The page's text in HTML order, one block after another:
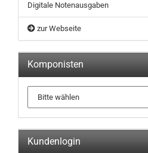
Digitale Notenausgaben
zur Webseite
Komponisten
Kundenlogin